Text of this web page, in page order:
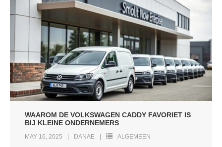
WAAROM DE VOLKSWAGEN CADDY FAVORIET IS
BIJ KLEINE ONDERNEMERS
MAY 16, 2025 DANAE ALGEMEEN